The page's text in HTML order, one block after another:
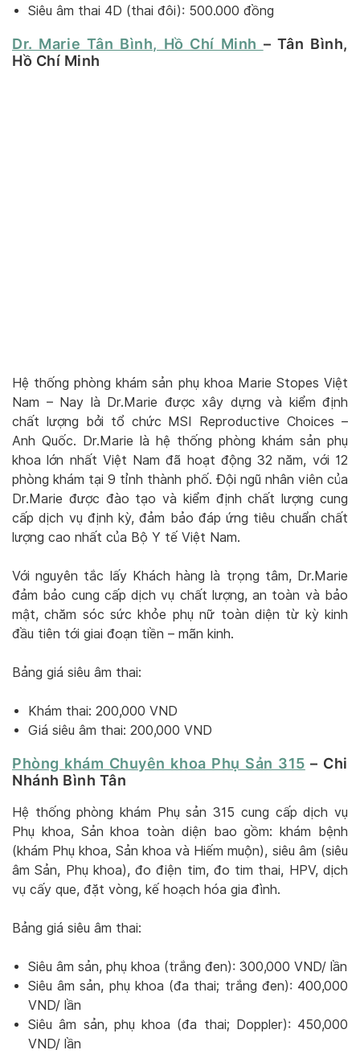
Siêu âm thai 4D (thai đôi): 500.000 đồng
Dr. Marie Tân Bình, Hồ Chí Minh – Tân Bình,
Hồ Chí Minh
Hệ thống phòng khám sản phụ khoa Marie Stopes Việt
Nam – Nay là Dr.Marie được xây dựng và kiểm định
chất lượng bởi tổ chức MSI Reproductive Choices –
Anh Quốc. Dr.Marie là hệ thống phòng khám sản phụ
khoa lớn nhất Việt Nam đã hoạt động 32 năm, với 12
phòng khám tại 9 tỉnh thành phố. Đội ngũ nhân viên của
Dr.Marie được đào tạo và kiểm định chất lượng cung
cấp dịch vụ định kỳ, đảm bảo đáp ứng tiêu chuẩn chất
lượng cao nhất của Bộ Y tế Việt Nam.
Với nguyên tắc lấy Khách hàng là trọng tâm, Dr.Marie
đảm bảo cung cấp dịch vụ chất lượng, an toàn và bảo
mật, chăm sóc sức khỏe phụ nữ toàn diện từ kỳ kinh
đầu tiên tới giai đoạn tiền – mãn kinh.
Bảng giá siêu âm thai:
Khám thai: 200,000 VND
Giá siêu âm thai: 200,000 VND
Phòng khám Chuyên khoa Phụ Sản 315 – Chi
Nhánh Bình Tân
Hệ thống phòng khám Phụ sản 315 cung cấp dịch vụ
Phụ khoa, Sản khoa toàn diện bao gồm: khám bệnh
(khám Phụ khoa, Sản khoa và Hiếm muộn), siêu âm (siêu
âm Sản, Phụ khoa), đo điện tim, đo tim thai, HPV, dịch
vụ cấy que, đặt vòng, kế hoạch hóa gia đình.
Bảng giá siêu âm thai:
Siêu âm sản, phụ khoa (trắng đen): 300,000 VND/ lần
Siêu âm sản, phụ khoa (đa thai; trắng đen): 400,000
VND/ lần
Siêu âm sản, phụ khoa (đa thai; Doppler): 450,000
VND/ lần